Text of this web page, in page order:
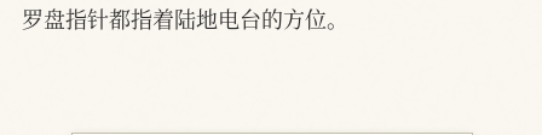
罗盘指针都指着陆地电台的方位。